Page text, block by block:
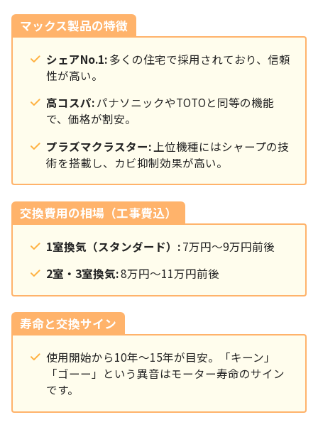
マックス製品の特徴
シェアNo.1:多くの住宅で採用されており、信頼
性が高い。
高コスパ:パナソニックやTOTOと同等の機能
で、価格が割安。
プラズマクラスター:上位機種にはシャープの技
術を搭載し、カビ抑制効果が高い。
交換費用の相場（工事費込）
1室換気（スタンダード）:7万円〜9万円前後
2室・3室換気:8万円〜11万円前後
寿命と交換サイン
使用開始から10年〜15年が目安。「キーン」
「ゴーー」という異音はモーター寿命のサイン
です。